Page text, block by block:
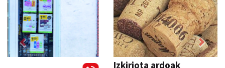
Previous Next